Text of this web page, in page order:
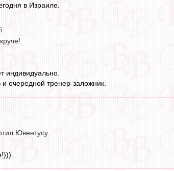
в Израиле.
индивидуально.
очередной тренер-заложник.
Ювентусу.